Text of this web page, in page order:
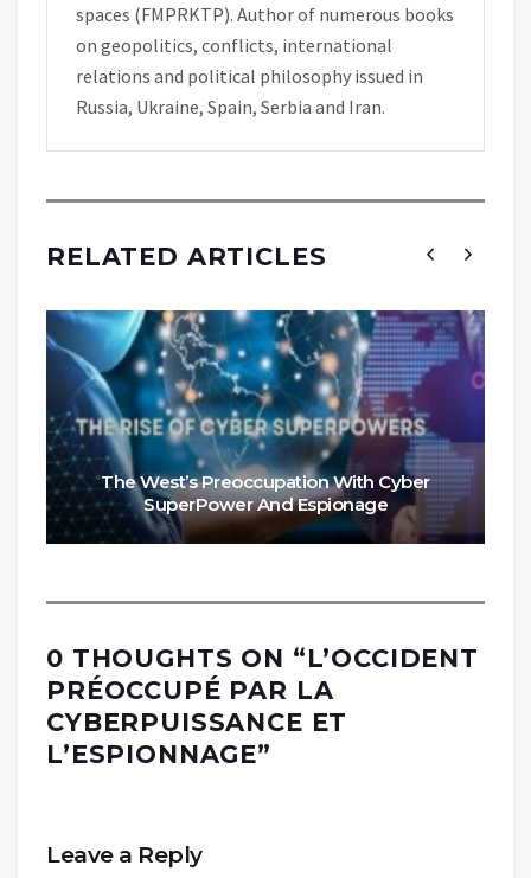
spaces (FMPRKTP). Author of numerous books
on geopolitics, conflicts, international
relations and political philosophy issued in
Russia, Ukraine, Spain, Serbia and Iran.
RELATED ARTICLES
The West’s Preoccupation With Cyber
SuperPower And Espionage
0 THOUGHTS ON “L’OCCIDENT
PRÉOCCUPÉ PAR LA
CYBERPUISSANCE ET
L’ESPIONNAGE”
Leave a Reply